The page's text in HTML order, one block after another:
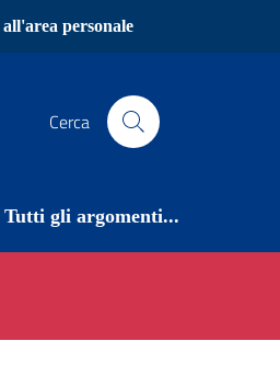
personale
Cerca
Tutti gli argomenti...